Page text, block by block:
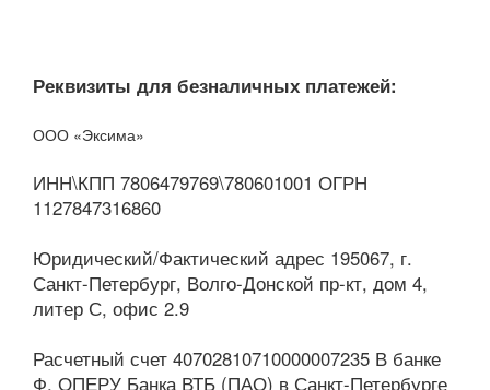
Реквизиты для безналичных платежей:
ООО «Эксима»
ИНН\КПП 7806479769\780601001 ОГРН
1127847316860
Юридический/Фактический адрес 195067, г.
Санкт-Петербург, Волго-Донской пр-кт, дом 4,
литер С, офис 2.9
Расчетный счет 40702810710000007235 В банке
Ф. ОПЕРУ Банка ВТБ (ПАО) в Санкт-Петербурге